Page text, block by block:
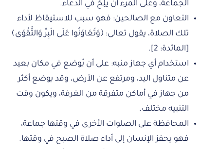
الجماعة، وعلى المرء أن يُلِحَّ في الدعاء.
التعاون مع الصالحين: فهو سبب للاستيقاظ لأداء
تلك الصلاة، يقول تعالى: ﴿وَتَعَاوَنُوا عَلَى الْبِرِّ وَالتَّقْوَى﴾
[المائدة: 2].
استخدام أي جهاز منبه: على أن يُوضع في مكان بعيد
عن متناول اليد، ومرتفع عن الأرض، وقد يوضع أكثر
من جهاز في أماكن متفرقة من الغرفة، ويكون وقت
التنبيه مختلف.
المحافظة على الصلوات الأخرى في وقتها جماعة،
فهو يحفز الإنسان إلى أداء صلاة الصبح في وقتها.